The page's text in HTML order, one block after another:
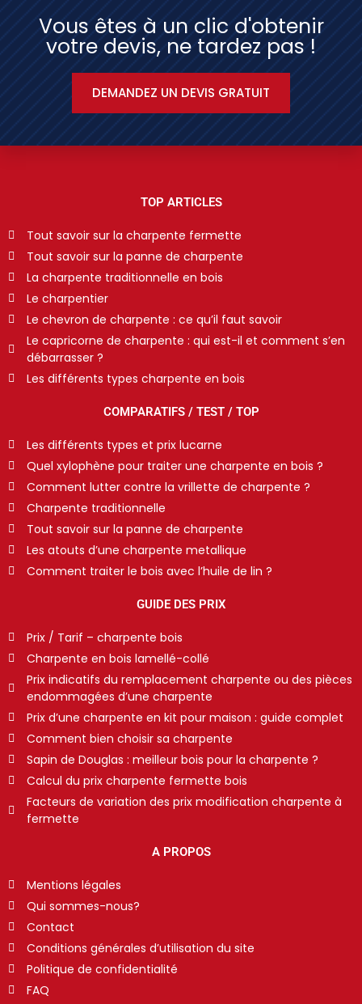
Vous êtes à un clic d'obtenir
votre devis, ne tardez pas !
DEMANDEZ UN DEVIS GRATUIT
TOP ARTICLES
Tout savoir sur la charpente fermette
Tout savoir sur la panne de charpente
La charpente traditionnelle en bois
Le charpentier
Le chevron de charpente : ce qu’il faut savoir
Le capricorne de charpente : qui est-il et comment s’en
débarrasser ?
Les différents types charpente en bois
COMPARATIFS / TEST / TOP
Les différents types et prix lucarne
Quel xylophène pour traiter une charpente en bois ?
Comment lutter contre la vrillette de charpente ?
Charpente traditionnelle
Tout savoir sur la panne de charpente
Les atouts d’une charpente metallique
Comment traiter le bois avec l’huile de lin ?
GUIDE DES PRIX
Prix / Tarif – charpente bois
Charpente en bois lamellé-collé
Prix indicatifs du remplacement charpente ou des pièces
endommagées d’une charpente
Prix d’une charpente en kit pour maison : guide complet
Comment bien choisir sa charpente
Sapin de Douglas : meilleur bois pour la charpente ?
Calcul du prix charpente fermette bois
Facteurs de variation des prix modification charpente à
fermette
A PROPOS
Mentions légales
Qui sommes-nous?
Contact
Conditions générales d’utilisation du site
Politique de confidentialité
FAQ